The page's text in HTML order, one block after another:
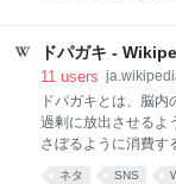
に付議するための
が同総会に上程され
し、営業マンは自己
えてください」と前
対する融資や投資を
ドパガキ -
11 users
ドパガキとは、脳
過剰に放出させるよ
さぼるように消費す
ネタ SNS